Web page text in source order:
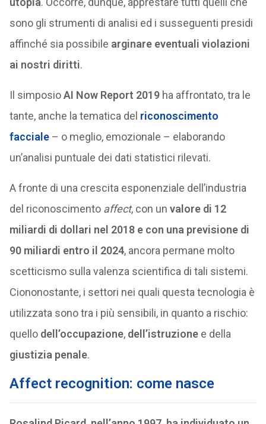
sono gli strumenti di analisi ed i susseguenti presidi
affinché sia possibile arginare eventuali violazioni
ai nostri diritti.
Il simposioAI Now Report 2019ha affrontato, tra le
tante, anche la tematica del riconoscimento
facciale– o meglio, emozionale – elaborando
un’analisi puntuale dei dati statistici rilevati.
A fronte di una crescita esponenziale dell’industria
del riconoscimento affect, con un valore di 12
miliardi di dollari nel 2018 e con una previsione di
90 miliardi entro il 2024, ancora permane molto
scetticismo sulla valenza scientifica di tali sistemi.
Ciononostante, i settori nei quali questa tecnologia è
utilizzata sono tra i più sensibili, in quanto a rischio:
quello dell’occupazione, dell’istruzionee della
giustizia penale.
Affect recognition: come nasce